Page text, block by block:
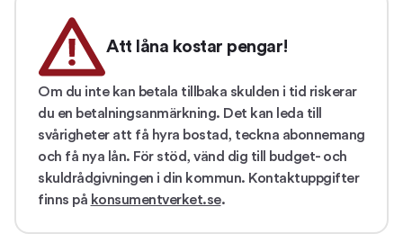
Att låna kostar pengar!
Om du inte kan betala tillbaka skulden i tid riskerar
du en betalningsanmärkning. Det kan leda till
svårigheter att få hyra bostad, teckna abonnemang
och få nya lån. För stöd, vänd dig till budget- och
skuldrådgivningen i din kommun. Kontaktuppgifter
finns på konsumentverket.se.